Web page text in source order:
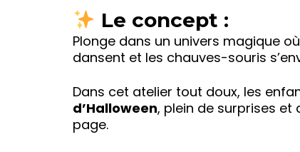
Le concept :
Plonge dans un univers magique
dansent et les chauves-souris
Dans cet atelier tout doux, les
d’Halloween, plein de surprises et
page.